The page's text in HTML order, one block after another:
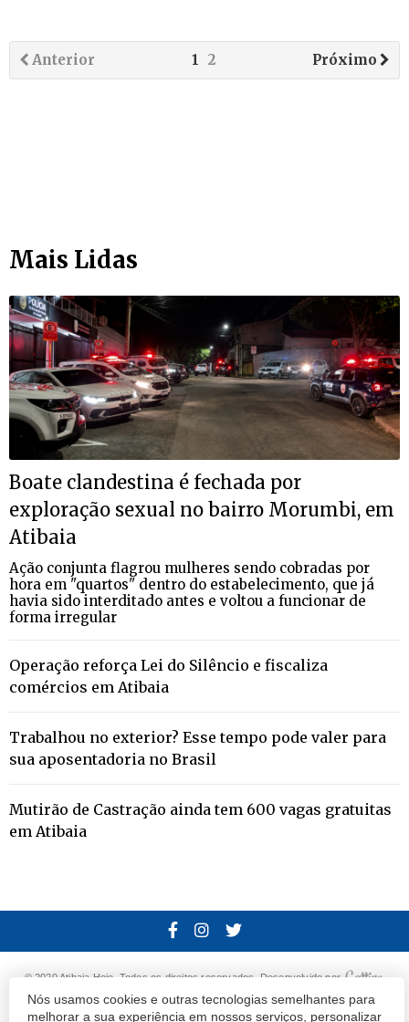
Nós usamos cookies e outras tecnologias semelhantes para
melhorar a sua experiência em nossos serviços, personalizar
Anterior Próximo
1 2
Mais Lidas
Boate clandestina é fechada por
exploração sexual no bairro Morumbi, em
Atibaia
Ação conjunta flagrou mulheres sendo cobradas por
hora em "quartos" dentro do estabelecimento, que já
havia sido interditado antes e voltou a funcionar de
forma irregular
Operação reforça Lei do Silêncio e fiscaliza
comércios em Atibaia
Trabalhou no exterior? Esse tempo pode valer para
sua aposentadoria no Brasil
Mutirão de Castração ainda tem 600 vagas gratuitas
em Atibaia
© 2020 Atibaia Hoje. Todos os direitos reservados. Desenvolvido por
Termos e Políticas de Uso Privacidade